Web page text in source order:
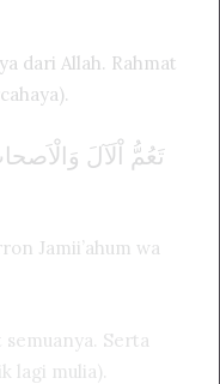
dari Allah. Rahmat
ﺗَﻌُﻢُّ ﺍْﻟَﺂﻝَ
Jamii’ahum wa
semuanya. Serta
lagi mulia).